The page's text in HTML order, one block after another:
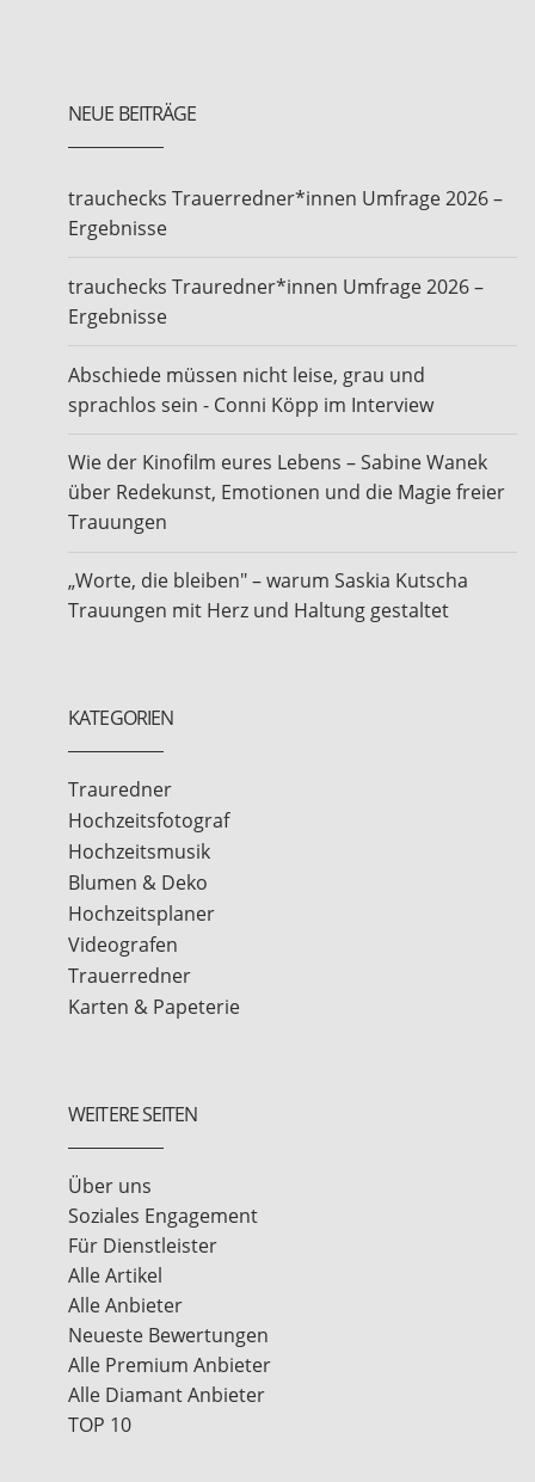
NEUE BEITRÄGE
trauchecks Trauerredner*innen Umfrage 2026 –
Ergebnisse
trauchecks Trauredner*innen Umfrage 2026 –
Ergebnisse
Abschiede müssen nicht leise, grau und
sprachlos sein - Conni Köpp im Interview
Wie der Kinofilm eures Lebens – Sabine Wanek
über Redekunst, Emotionen und die Magie freier
Trauungen
„Worte, die bleiben" – warum Saskia Kutscha
Trauungen mit Herz und Haltung gestaltet
KATEGORIEN
Trauredner
Hochzeitsfotograf
Hochzeitsmusik
Blumen & Deko
Hochzeitsplaner
Videografen
Trauerredner
Karten & Papeterie
WEITERE SEITEN
Über uns
Soziales Engagement
Für Dienstleister
Alle Artikel
Alle Anbieter
Neueste Bewertungen
Alle Premium Anbieter
Alle Diamant Anbieter
TOP 10